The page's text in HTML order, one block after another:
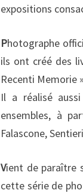
expositions
Photographe
ils ont créé des
Recenti Memorie
Il a réalisé
ensembles, à
Falascone,
Vient de paraître
cette série de